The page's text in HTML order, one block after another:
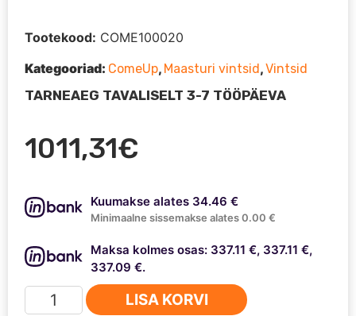
1011,31€
Kuumakse alates 34.46 €
Minimaalne sissemakse alates 0.00 €
Maksa kolmes osas: 337.11 €, 337.11 €,
337.09 €.
Comeup
DV-
LISA KORVI
Tootekood: COME100020
Kategooriad: ComeUp, Maasturi vintsid ,Vintsid
TARNEAEG TAVALISELT 3-7 TÖÖPÄEVA